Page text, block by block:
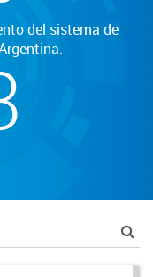
del sistema de